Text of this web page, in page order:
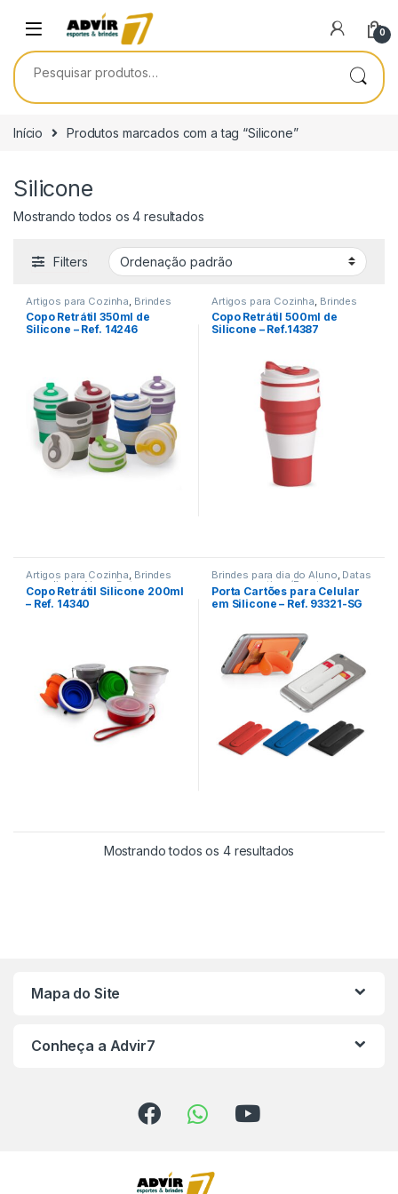
0
Pesquisar por:
Início Produtos marcados com a tag “Silicone”
Silicone
Mostrando todos os 4 resultados
Filters
Artigos para Cozinha Brindes
para dia do Aluno,Dia das
Crianças,Viagem/Lazer/Uso
Pessoal
Copo Retrátil 350ml de
Silicone – Ref. 14246
Artigos para Cozinha Brindes
para dia do Aluno,Datas
comemorativas/Eventos,
das Crianças,Viagem/Lazer/Uso
Copo Retrátil 500ml de
Silicone – Ref.14387
Artigos para Cozinha, Brindes
para dia do Aluno,Datas
comemorativas/Eventos ,Dia
das Crianças
Copo Retrátil Silicone 200ml
– Ref. 14340
Brindes para dia do Aluno, Datas
comemorativas/Eventos ,
Encontro de Funcionários,
Encontro de Igrejas,
Porta Cartões para Celular
em Silicone – Ref. 93321-SG
Mostrando todos os 4 resultados
Mapa do Site
Conheça a Advir7